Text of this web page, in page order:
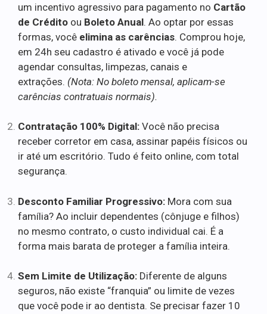
um incentivo agressivo para pagamento no Cartão
de Crédito ou Boleto Anual. Ao optar por essas
formas, você elimina as carências. Comprou hoje,
em 24h seu cadastro é ativado e você já pode
agendar consultas, limpezas, canais e
extrações. (Nota: No boleto mensal, aplicam-se
carências contratuais normais).
Contratação 100% Digital: Você não precisa
receber corretor em casa, assinar papéis físicos ou
ir até um escritório. Tudo é feito online, com total
segurança.
Desconto Familiar Progressivo: Mora com sua
família? Ao incluir dependentes (cônjuge e filhos)
no mesmo contrato, o custo individual cai. É a
forma mais barata de proteger a família inteira.
Sem Limite de Utilização: Diferente de alguns
seguros, não existe “franquia” ou limite de vezes
que você pode ir ao dentista. Se precisar fazer 10